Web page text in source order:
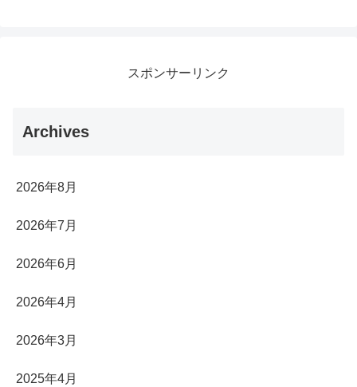
スポンサーリンク
Archives
2026年8月
2026年7月
2026年6月
2026年4月
2026年3月
2025年4月